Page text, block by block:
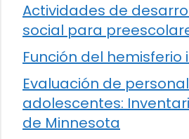
Actividades de
social para
Función del hemisferio
Evaluación de
adolescentes:
de Minnesota